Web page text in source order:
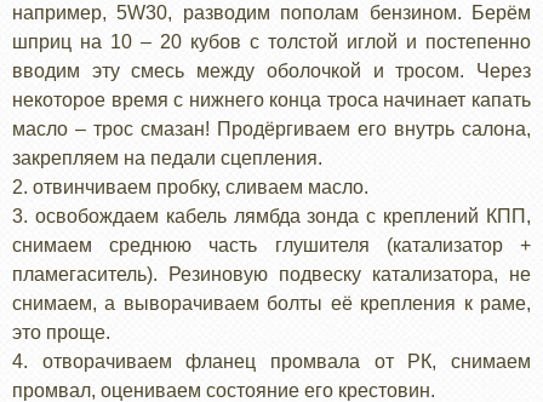
например, 5W30, разводим пополам бензином. Берём
шприц на 10 – 20 кубов с толстой иглой и постепенно
вводим эту смесь между оболочкой и тросом. Через
некоторое время с нижнего конца троса начинает капать
масло – трос смазан! Продёргиваем его внутрь салона,
закрепляем на педали сцепления.
2. отвинчиваем пробку, сливаем масло.
3. освобождаем кабель лямбда зонда с креплений КПП,
снимаем среднюю часть глушителя (катализатор +
пламегаситель). Резиновую подвеску катализатора, не
снимаем, а выворачиваем болты её крепления к раме,
это проще.
4. отворачиваем фланец промвала от РК, снимаем
промвал, оцениваем состояние его крестовин.